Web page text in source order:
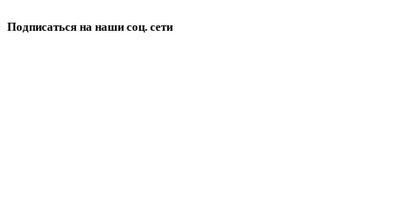
Подписаться на наши соц. сети